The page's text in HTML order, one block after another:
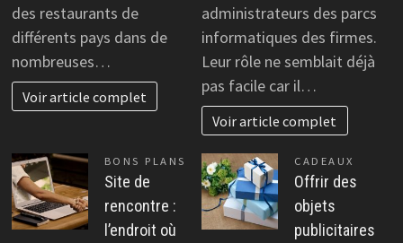
des restaurants de
différents pays dans de
nombreuses…
Voir article complet
administrateurs des parcs
informatiques des firmes.
Leur rôle ne semblait déjà
pas facile car il…
Voir article complet
BONS PLANS
Site de
rencontre :
l’endroit où
CADEAUX
Offrir des
objets
publicitaires